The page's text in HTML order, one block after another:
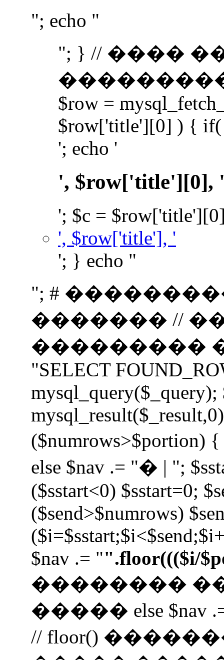
"; echo "
"; } // ����
���������
$row =
$row['title'][0] ) { if(
'; echo '
', $row['title'][0],
'; $c =
', $row['title'], '
'; } echo "
"; #
������� //
���������
"SELECT
mysql_query($_query);
($numrows>$portion)
else $nav .= "� | ";
($sstart<0) $sstart=0;
($send>$numrows)
$nav .= "".floor((($i/
��������
����� else $nav
// floor()